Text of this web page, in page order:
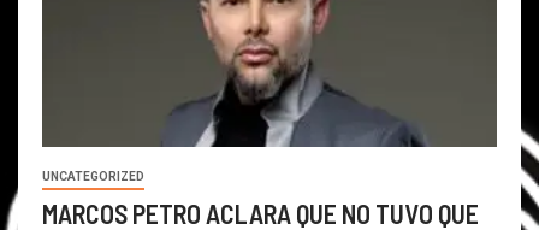
UNCATEGORIZED
MARCOS PETRO ACLARA QUE NO TUVO QUE